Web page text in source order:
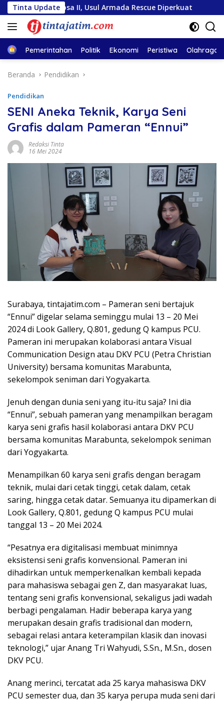
Langsung
ke
konten
Tinta Update
II, Usul Armada Rescue Diperkuat Sambut
HomePemerintahan Politik Ekonomi Peristiwa Olahraga
Beranda Pendidikan
Pendidikan
SENI Aneka Teknik, Karya Seni
Grafis dalam Pameran “Ennui”
Redaksi Tinta
16 Mei 2024
Surabaya, tintajatim.com – Pameran seni bertajuk
“Ennui” digelar selama seminggu mulai 13 – 20 Mei
2024 di Look Gallery, Q.801, gedung Q kampus PCU.
Pameran ini merupakan kolaborasi antara Visual
Communication Design atau DKV PCU (Petra Christian
University) bersama komunitas Marabunta,
sekelompok seniman dari Yogyakarta.
Jenuh dengan dunia seni yang itu-itu saja? Ini dia
“Ennui”, sebuah pameran yang menampilkan beragam
karya seni grafis hasil kolaborasi antara DKV PCU
bersama komunitas Marabunta, sekelompok seniman
dari Yogyakarta.
Menampilkan 60 karya seni grafis dengan beragam
teknik, mulai dari cetak tinggi, cetak dalam, cetak
saring, hingga cetak datar. Semuanya itu dipamerkan di
Look Gallery, Q.801, gedung Q kampus PCU mulai
tanggal 13 – 20 Mei 2024.
“Pesatnya era digitalisasi membuat minimnya
eksistensi seni grafis konvensional. Pameran ini
dihadirkan untuk memperkenalkan kembali kepada
para mahasiswa sebagai gen Z, dan masyarakat luas,
tentang seni grafis konvensional, sekaligus jadi wadah
berbagi pengalaman. Hadir beberapa karya yang
merupakan desain grafis tradisional dan modern,
sebagai relasi antara keterampilan klasik dan inovasi
teknologi,” ujar Anang Tri Wahyudi, S.Sn., M.Sn., dosen
DKV PCU.
Anang merinci, tercatat ada 25 karya mahasiswa DKV
PCU semester dua, dan 35 karya perupa muda seni dari